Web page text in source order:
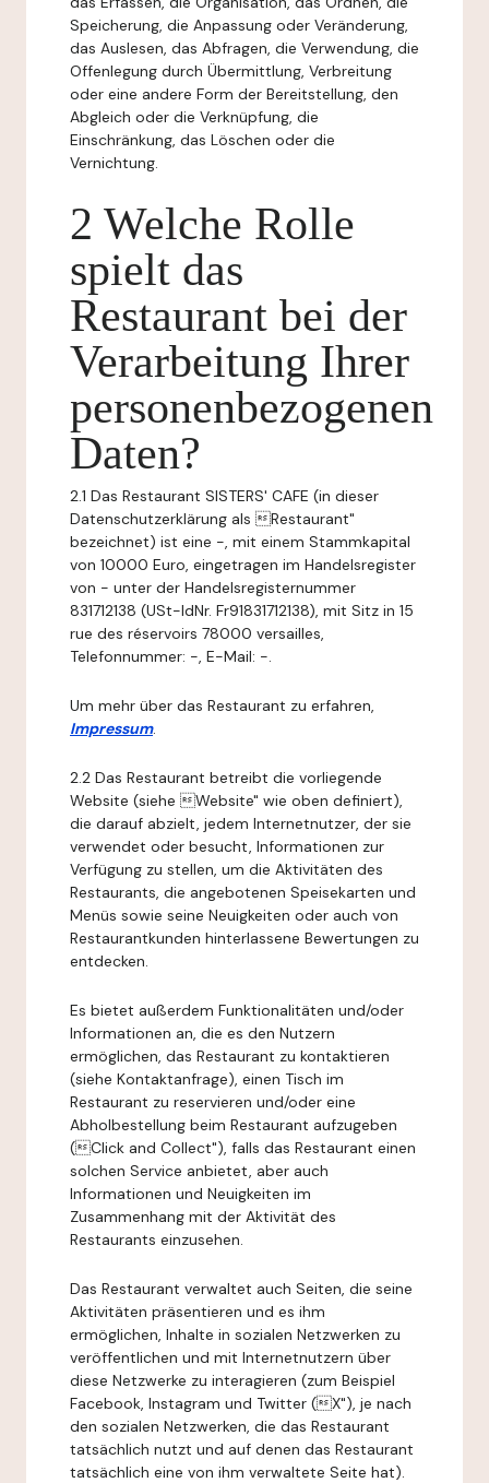
Speicherung, die Anpassung oder Veränderung,
das Auslesen, das Abfragen, die Verwendung, die
Offenlegung durch Übermittlung, Verbreitung
oder eine andere Form der Bereitstellung, den
Abgleich oder die Verknüpfung, die
Einschränkung, das Löschen oder die
Vernichtung.
2 Welche Rolle
spielt das
Restaurant bei der
Verarbeitung Ihrer
personenbezogenen
Daten?
2.1 Das Restaurant SISTERS' CAFE (in dieser
Datenschutzerklärung als Restaurant"
bezeichnet) ist eine -, mit einem Stammkapital
von 10000 Euro, eingetragen im Handelsregister
von - unter der Handelsregisternummer
831712138 (USt-IdNr. Fr91831712138), mit Sitz in 15
rue des réservoirs 78000 versailles,
Telefonnummer: -, E-Mail: -.
Um mehr über das Restaurant zu erfahren,
Impressum.
2.2 Das Restaurant betreibt die vorliegende
Website (siehe Website" wie oben definiert),
die darauf abzielt, jedem Internetnutzer, der sie
verwendet oder besucht, Informationen zur
Verfügung zu stellen, um die Aktivitäten des
Restaurants, die angebotenen Speisekarten und
Menüs sowie seine Neuigkeiten oder auch von
Restaurantkunden hinterlassene Bewertungen zu
entdecken.
Es bietet außerdem Funktionalitäten und/oder
Informationen an, die es den Nutzern
ermöglichen, das Restaurant zu kontaktieren
(siehe Kontaktanfrage), einen Tisch im
Restaurant zu reservieren und/oder eine
Abholbestellung beim Restaurant aufzugeben
(Click and Collect"), falls das Restaurant einen
solchen Service anbietet, aber auch
Informationen und Neuigkeiten im
Zusammenhang mit der Aktivität des
Restaurants einzusehen.
Das Restaurant verwaltet auch Seiten, die seine
Aktivitäten präsentieren und es ihm
ermöglichen, Inhalte in sozialen Netzwerken zu
veröffentlichen und mit Internetnutzern über
diese Netzwerke zu interagieren (zum Beispiel
Facebook, Instagram und Twitter (X"), je nach
den sozialen Netzwerken, die das Restaurant
tatsächlich nutzt und auf denen das Restaurant
tatsächlich eine von ihm verwaltete Seite hat).